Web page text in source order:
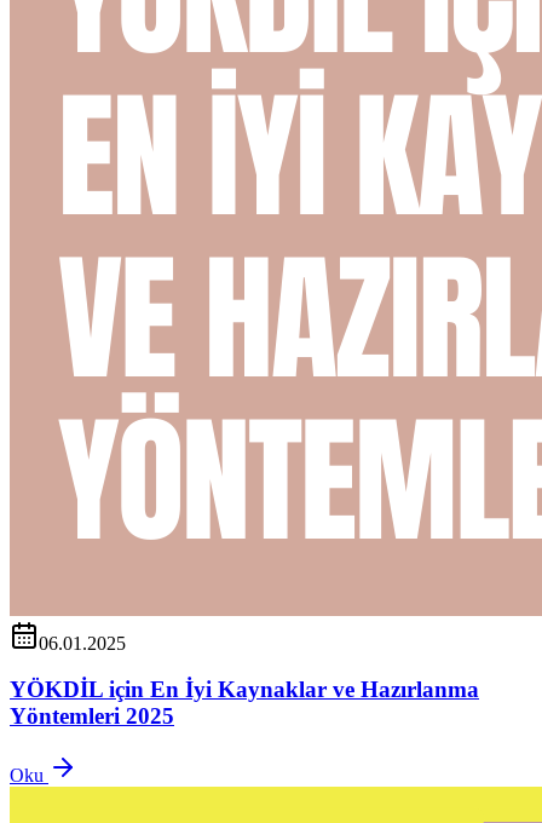
06.01.2025
YÖKDİL için En İyi Kaynaklar ve Hazırlanma
Yöntemleri 2025
Oku